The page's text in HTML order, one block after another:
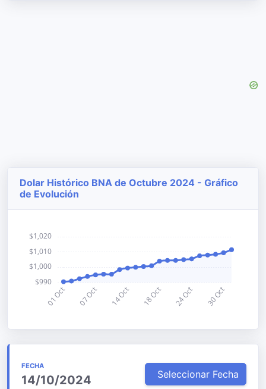
Dolar Histórico BNA de Octubre 2024 - Gráfico
de Evolución
FECHA
14/10/2024 Seleccionar Fecha